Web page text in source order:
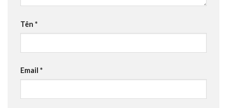
Tên *
Email *